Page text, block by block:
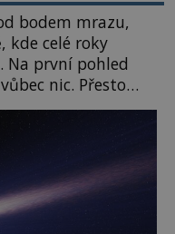
bodem mrazu,
kde celé roky
Na první pohled
nic. Přesto
které
nový nález mění
[…]